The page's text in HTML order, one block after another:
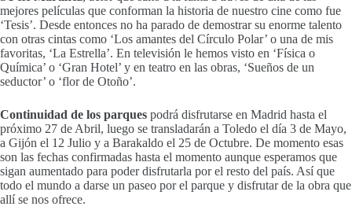
mejores películas que conforman la historia de nuestro cine como fue
‘Tesis’. Desde entonces no ha parado de demostrar su enorme talento
con otras cintas como ‘Los amantes del Círculo Polar’ o una de mis
favoritas, ‘La Estrella’. En televisión le hemos visto en ‘Física o
Química’ o ‘Gran Hotel’ y en teatro en las obras, ‘Sueños de un
seductor’ o ‘flor de Otoño’.
Continuidad de los parques podrá disfrutarse en Madrid hasta el
próximo 27 de Abril, luego se transladarán a Toledo el día 3 de Mayo,
a Gijón el 12 Julio y a Barakaldo el 25 de Octubre. De momento esas
son las fechas confirmadas hasta el momento aunque esperamos que
sigan aumentado para poder disfrutarla por el resto del país. Así que
todo el mundo a darse un paseo por el parque y disfrutar de la obra que
allí se nos ofrece.